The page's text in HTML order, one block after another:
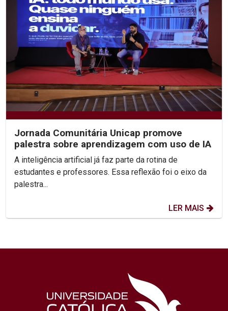
Jornada Comunitária Unicap promove
palestra sobre aprendizagem com uso de IA
A inteligência artificial já faz parte da rotina de
estudantes e professores. Essa reflexão foi o eixo da
palestra...
LER MAIS